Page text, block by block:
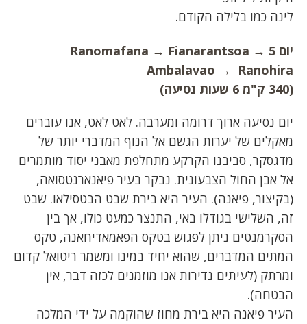
לינה כמו בלילה הקודם.
יום 5 Ranomafana → Fianarantsoa →
Ambalavao →
Ranohira
(340 ק"מ 6 שעות נסיעה)
יום נסיעה ארוך דרומה ומערבה. לאט לאט, אנו עוברים
מאקלים של יערות הגשם אל הנוף המדברי יותר של
מדגסקר, סביבנו הקרקע מתחלפת מאבני יסוד מותמרים
אל אבן החול הצבעונית. נבקר בעיר פיאנארנטסואה,
(בקיצור, פיאנה). העיר היא בירת שבט הבטסילאו. שבט
זה, השלישי בגודלו באי, התנצר כמעט כולו, אך בין
הסקרמנטים ניתן לפגוש בטקס הפאמאדיחאנה, טקס
המתים המדברים, שהוא יחיד במינו ומשמר ריטואל קדום
ומרתק (לעיתים נדירות אנו מוזמנים לכזה דבר, אין
הבטחה).
העיר פיאנה היא בירת מחוז שהוקמה על ידי המלכה